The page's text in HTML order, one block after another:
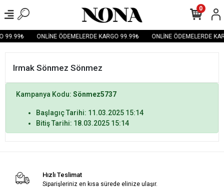
99.99₺ ONLİNE ÖDEMELERDE KARGO 99.99₺ ONLİNE ÖDEMELERDE
0
Irmak Sönmez Sönmez
Kampanya Kodu: Sönmez5737
Başlagıç Tarihi: 11.03.2025 15:14
Bitiş Tarihi: 18.03.2025 15:14
Hızlı Teslimat
Siparişleriniz en kısa sürede elinize ulaşır.